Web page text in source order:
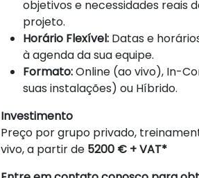
objetivos e necessidades reais
projeto.
Horário Flexível:Datas e
à agenda da sua equipe.
Formato:Online (ao vivo), In-
suas instalações) ou Híbrido.
Investimento
Preço por grupo privado,
vivo, a partir de 5200 € + VAT*